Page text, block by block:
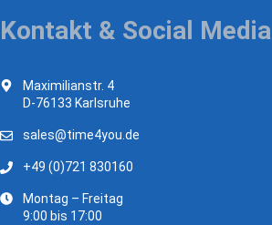
Kontakt & Social Media
Maximilianstr. 4
D-76133 Karlsruhe
sales@time4you.de
+49 (0)721 830160
Montag – Freitag
9:00 bis 17:00